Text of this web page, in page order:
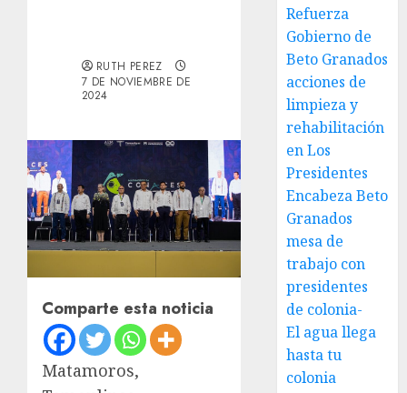
RUTH PEREZ
7 DE NOVIEMBRE DE
2024
Comparte esta noticia
Matamoros,
Refuerza
Gobierno de
Beto Granados
acciones de
limpieza y
rehabilitación
en Los
Presidentes
Encabeza Beto
Granados
mesa de
trabajo con
presidentes
de colonia-
El agua llega
hasta tu
colonia